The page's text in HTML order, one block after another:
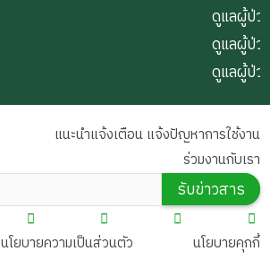
ดูแลผู้ป่ว
ดูแลผู้ป่ว
ดูแลผู้ป่
นโยบายความเป็นส่วนตัว
นโยบายคุกกี้
แนะนำแจ้งเตือน แจ้งปัญหาการใช้งาน
ร่วมงานกับเรา
รับข่าวสาร